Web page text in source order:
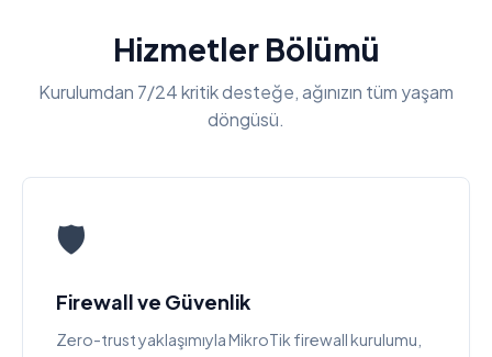
Hizmetler Bölümü
Kurulumdan 7/24 kritik desteğe, ağınızın tüm yaşam
döngüsü.
🛡️
Firewall ve Güvenlik
Zero-trust yaklaşımıyla MikroTik firewall kurulumu,